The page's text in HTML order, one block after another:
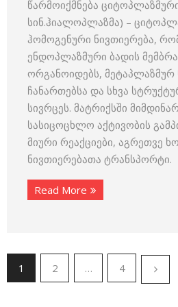
წარმოიქმნება
სინ.ჰიალოპლაზმა) –
ჰომოგენური ნივთიერება,
ენდოპლაზმური ბადის
ორგანოიდებს, მეტაპლაზმურ
ჩანართებსა და სხვა
სივრცეს. მატრიქსში
სასიცოცხლო აქტივობის
მიური რეაქციები, აგრეთვე
ნივთიერებათა ტრანსპორტი.
Read More
1 2 … 4